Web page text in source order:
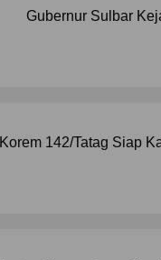
Gubernur Sulbar
Korem 142/Tatag Siap